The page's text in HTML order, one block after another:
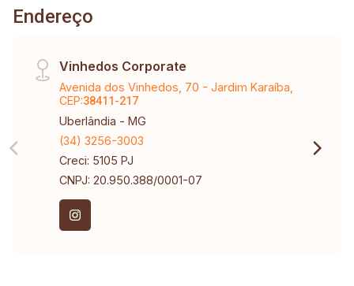
Endereço
Vinhedos Corporate
Avenida dos Vinhedos, 70 - Jardim Karaíba,
CEP:38411-217
Uberlândia - MG
(34) 3256-3003
Creci: 5105 PJ
CNPJ: 20.950.388/0001-07